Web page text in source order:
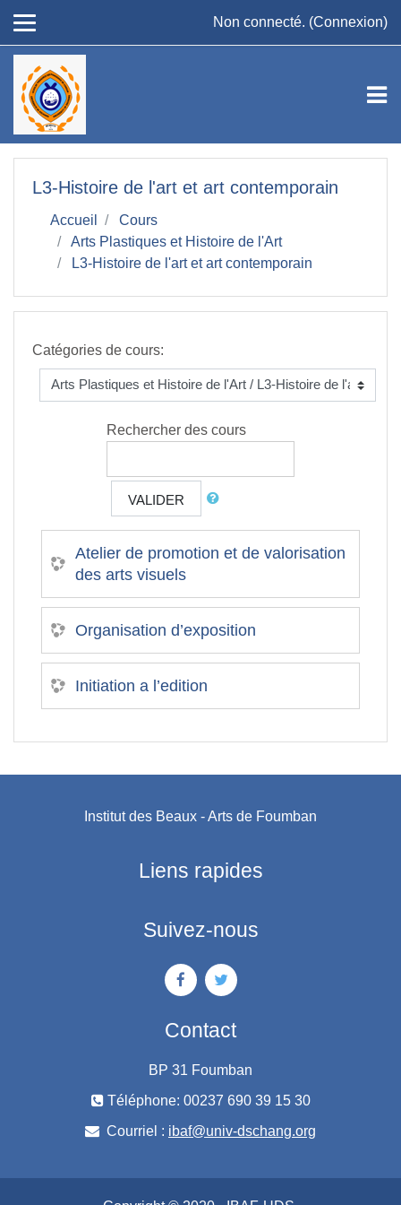
Non connecté. (Connexion)
L3-Histoire de l'art et art contemporain
Accueil
Cours
Arts Plastiques et Histoire de l'Art
L3-Histoire de l'art et art contemporain
Catégories de cours:
Rechercher des cours
VALIDER
Atelier de promotion et de valorisation
des arts visuels
Organisation d’exposition
Initiation a l’edition
Institut des Beaux - Arts de Foumban
Liens rapides
Suivez-nous
Contact
BP 31 Foumban
Téléphone: 00237 690 39 15 30
Courriel : ibaf@univ-dschang.org